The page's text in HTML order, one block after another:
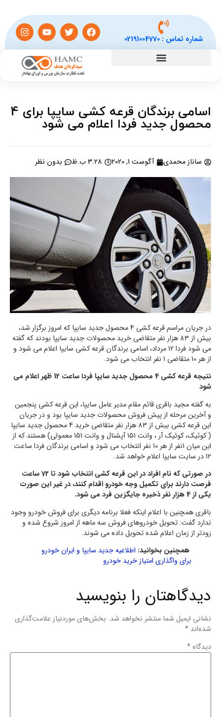
شماره تماس :02191004770
اسامی برندگان قرعه کشی سایپا برای 4
محصول جدید فردا اعلام می شود
ساناز محمدی آگوست 1, 2020 3:28 ب.ظ بدون نظر
در جریان مراسم قرعه کشی 4 محصول جدید سایپا که امروز برگزار شد،
بیش از 83 هزار نفر متقاضی خرید محصولات جدید سایپا بودند که گفته
می شود فردا 12 مرداد، اسامی برندگان قرعه کشی سایپا اعلام می شود و
از هر 10 متقاضی 1 نفر انتخاب می شود.
نتیجه قرعه کشی 4 محصول جدید سایپا فردا ساعت 12 ظهر اعلام می
شود
به گفته مجید باقری قائم مقام مدیر عامل سایپا، این قرعه کشی پنجمین
و آخرین مرحله از پیش فروش محصولات جدید سایپا بود و در جریان
این قرعه کشی بیش از 83 هزار نفر متقاضی خرید 4 محصول جدید سایپا
( کوئیک، کوئیک آر ، وانت 151 آپشنال و وانت 151 معمولی) هستند که از
این میان 1نفر از هر 10 نفر انتخاب می شود و اسامی برندگان فردا ساعت
12 در سایت سایپا اعلام خواهد شد.
در صورتی که نام افراد در این قرعه کشی انتخاب شود تا 72 ساعت
فرصت دارند برای تکمیل وجه خودرو اقدام کنند، در غیر این صورت
یکی از 4 هزار نفر ذخیره جایگزین فرد می شود.
باقری همچنین با اعلام اینکه فعلا برنامه دیگری برای فروش خودرو وجود
ندارد گفت: تحویل خودروهای فروش سه ماهه از امروز شروع شده و
زودتر از زمان اعلام شده تحویل داده می شوند.
همچنین بخوانید: اطلاعیه جدید سایپا و ایران خودرو
برای واگذاری امتیاز خرید خودرو
دیدگاهتان را بنویسید
نشانی ایمیل شما منتشر نخواهد شد. بخش‌های موردنیاز علامت‌گذاری
شده‌اند *
دیدگاه *